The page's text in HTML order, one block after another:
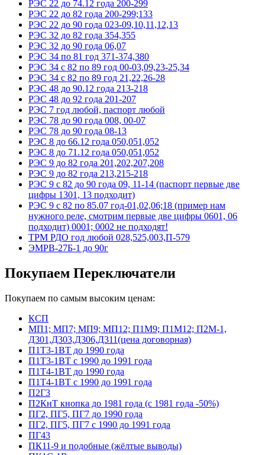
РЭС 22 до 74.12 года 200-299
РЭС 22 до 82 года 200-299;133
РЭС 22 до 90 года 023-09,10,11,12,13
РЭС 32 до 82 года 354,355
РЭС 32 до 90 года 06,07
РЭС 34 по 81 год 371-374,380
РЭС 34 с 82 по 89 год 00-03,09,23-25,34
РЭС 34 с 82 по 89 год 21,22,26-28
РЭС 48 до 90.12 года 213-218
РЭС 48 до 92 года 201-207
РЭС 7 год любой, паспорт любой
РЭС 78 до 90 года 008, 00-07
РЭС 78 до 90 года 08-13
РЭС 8 до 66.12 года 050,051,052
РЭС 8 до 71.12 года 050,051,052
РЭС 9 до 82 года 201,202,207,208
РЭС 9 до 82 года 213,215-218
РЭС 9 с 82 до 90 года 09, 11-14 (паспорт первые две
цифры 1301, 13 подходит)
РЭС 9 с 82 по 85.07 год-01,02,06;18 (пример нам
нужного реле, смотрим первые две цифры 0601, 06
подходит) 0001; 0002 не подходят!
ТРМ РДО год любой 028,525,003,П-579
ЭМРВ-27Б-1 до 90г
Покупаем Переключатели
Покупаем по самым высоким ценам:
КСП
МП1; МП7; МП9; МП12; П1М9; П1М12; П2М-1,
Д301,Д303,Д306,Д311(цена договорная)
П1Т3-1ВТ до 1990 года
П1Т3-1ВТ с 1990 до 1991 года
П1Т4-1ВТ до 1990 года
П1Т4-1ВТ с 1990 до 1991 года
П2Г3
П2КнТ кнопка до 1981 года (с 1981 года -50%)
ПГ2, ПГ5, ПГ7 до 1990 года
ПГ2, ПГ5, ПГ7 с 1990 до 1991 года
ПГ43
ПК11-9 и подобные (жёлтые выводы)